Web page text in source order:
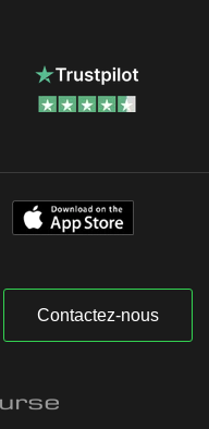
Contactez-nous